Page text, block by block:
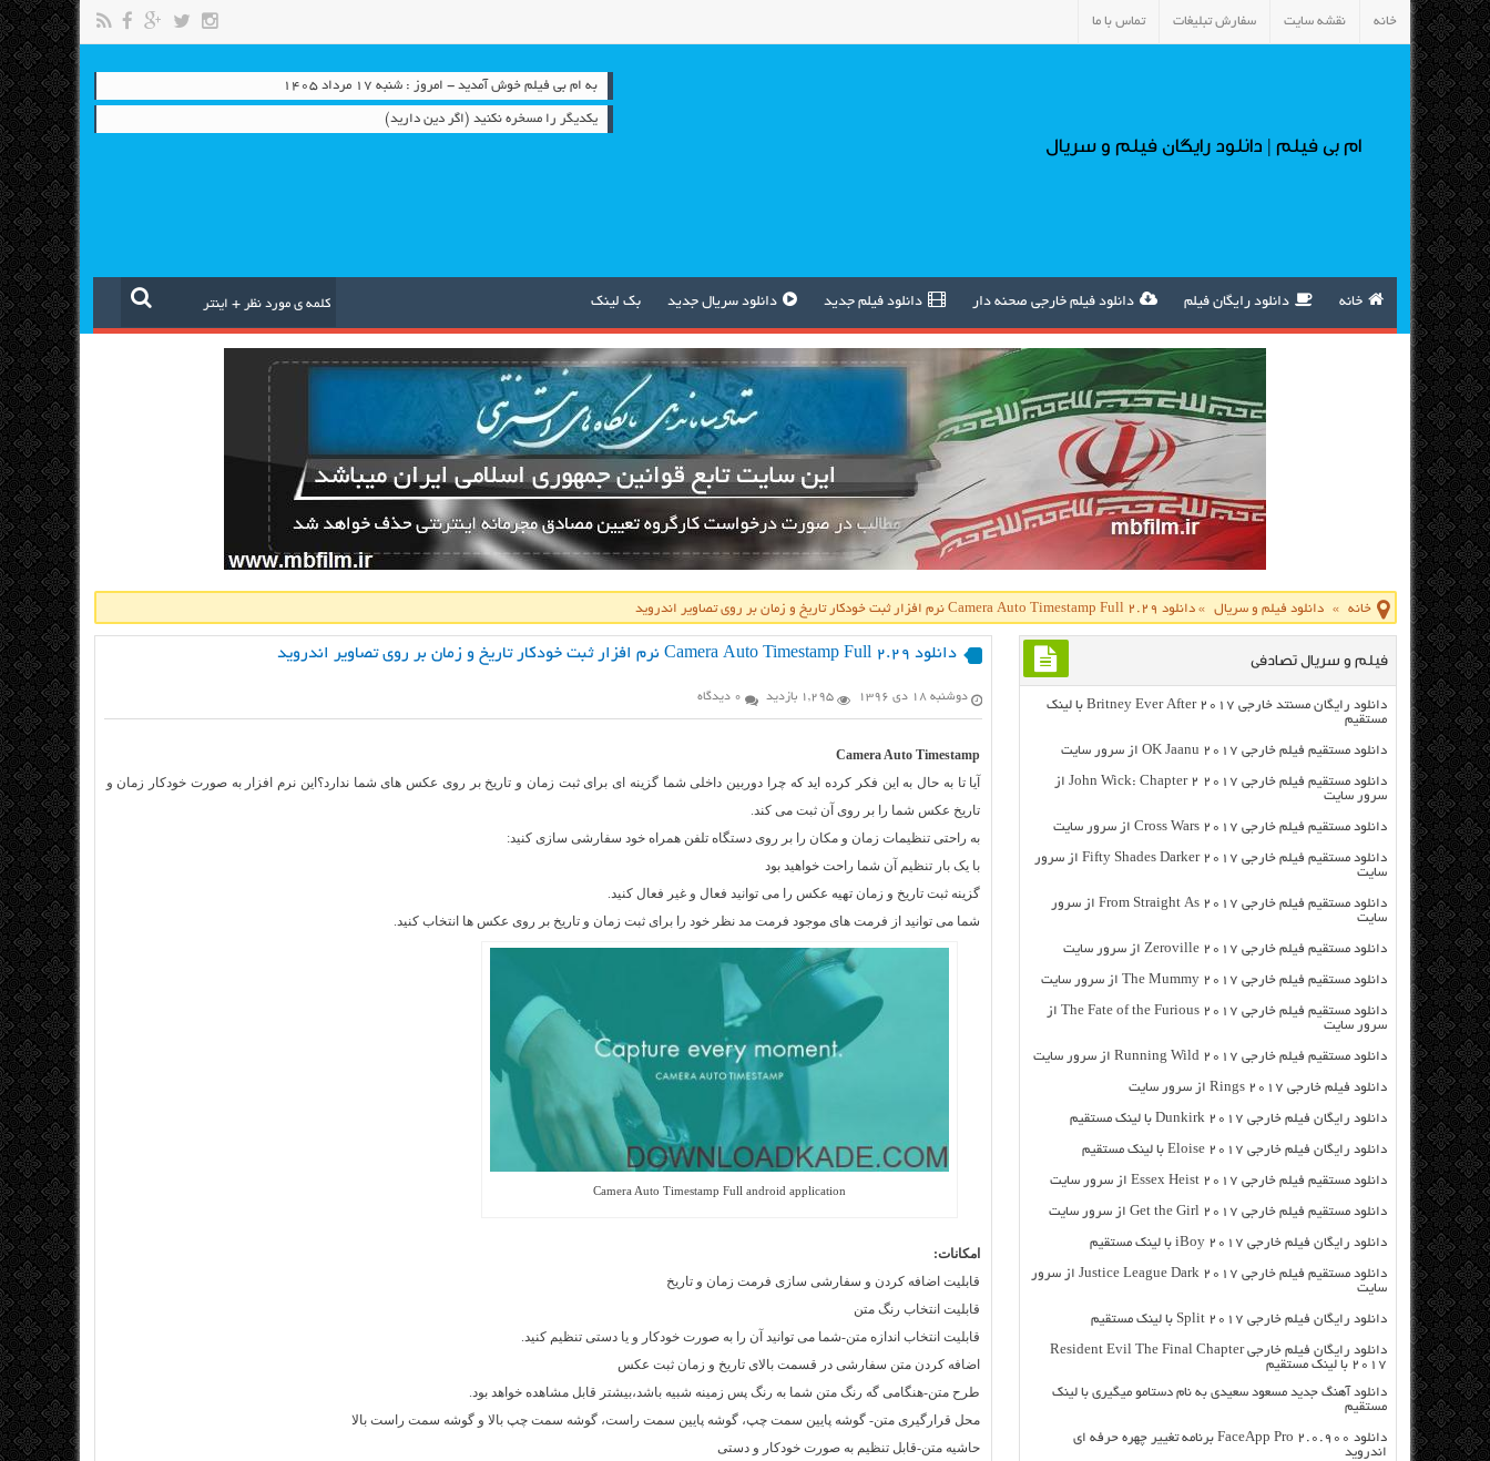
خانه نقشه سایت سفارش تبلیغات تماس با ما
ام بی فیلم | دانلود رایگان فیلم و سریال
به ام بی فیلم خوش آمدید - امروز : شنبه ۱۷ مرداد ۱۴۰۵
یكدیگر را مسخره نكنید (اگر دین دارید)
خانه دانلود رایگان فیلم دانلود فیلم خارجی صحنه دار دانلود فیلم جدید دانلود سریال جدید بک لینک
خانه » دانلود فیلم و سریال »دانلود Camera Auto Timestamp Full 2.29 نرم افزار ثبت خودکار تاریخ و زمان بر روی تصاویر اندروید
دانلود Camera Auto Timestamp Full 2.29 نرم افزار ثبت خودکار تاریخ و زمان بر روی تصاویر اندروید
دوشنبه ۱۸ دی ۱۳۹۶ 1,295 بازدید 0 دیدگاه
Camera Auto Timestamp
آیا تا به حال به این فکر کرده اید که چرا دوربین داخلی شما گزینه ای برای ثبت زمان و تاریخ بر روی عکس های شما ندارد؟این نرم افزار به صورت خودکار زمان و
تاریخ عکس شما را بر روی آن ثبت می کند.
به راحتی تنظیمات زمان و مکان را بر روی دستگاه تلفن همراه خود سفارشی سازی کنید:
با یک بار تنظیم آن شما راحت خواهید بود
گزینه ثبت تاریخ و زمان تهیه عکس را می توانید فعال و غیر فعال کنید.
شما می توانید از فرمت های موجود فرمت مد نظر خود را برای ثبت زمان و تاریخ بر روی عکس ها انتخاب کنید.
Camera Auto Timestamp Full android application
امکانات:
قابلیت اضافه کردن و سفارشی سازی فرمت زمان و تاریخ
قابلیت انتخاب رنگ متن
قابلیت انتخاب اندازه متن-شما می توانید آن را به صورت خودکار و یا دستی تنظیم کنید.
اضافه کردن متن سفارشی در قسمت بالای تاریخ و زمان ثبت عکس
طرح متن-هنگامی گه رنگ متن شما به رنگ پس زمینه شبیه باشد،بیشتر قابل مشاهده خواهد بود.
محل قرارگیری متن- گوشه پایین سمت چپ، گوشه پایین سمت راست، گوشه سمت چپ بالا و گوشه سمت راست بالا
حاشیه متن-قابل تنظیم به صورت خودکار و دستی
فیلم و سریال تصادفی
دانلود رایگان مسنتد خارجی Britney Ever After 2017 با لینک
مستقیم
دانلود مستقیم فیلم خارجی OK Jaanu 2017 از سرور سایت
دانلود مستقیم فیلم خارجی John Wick: Chapter 2 2017 از
سرور سایت
دانلود مستقیم فیلم خارجی Cross Wars 2017 از سرور سایت
دانلود مستقیم فیلم خارجی Fifty Shades Darker 2017 از سرور
سایت
دانلود مستقیم فیلم خارجی From Straight As 2017 از سرور
سایت
دانلود مستقیم فیلم خارجی Zeroville 2017 از سرور سایت
دانلود مستقیم فیلم خارجی The Mummy 2017 از سرور سایت
دانلود مستقیم فیلم خارجی The Fate of the Furious 2017 از
سرور سایت
دانلود مستقیم فیلم خارجی Running Wild 2017 از سرور سایت
دانلود فیلم خارجی Rings 2017 از سرور سایت
دانلود رایگان فیلم خارجی Dunkirk 2017 با لینک مستقیم
دانلود رایگان فیلم خارجی Eloise 2017 با لینک مستقیم
دانلود مستقیم فیلم خارجی Essex Heist 2017 از سرور سایت
دانلود مستقیم فیلم خارجی Get the Girl 2017 از سرور سایت
دانلود رایگان فیلم خارجی iBoy 2017 با لینک مستقیم
دانلود مستقیم فیلم خارجی Justice League Dark 2017 از سرور
سایت
دانلود رایگان فیلم خارجی Split 2017 با لینک مستقیم
دانلود رایگان فیلم خارجی Resident Evil The Final Chapter
2017 با لینک مستقیم
دانلود آهنگ جدید مسعود سعیدی به نام دستامو میگیری با لینک
مستقیم
دانلود FaceApp Pro 2.0.900 برنامه تغییر چهره حرفه ای
اندروید